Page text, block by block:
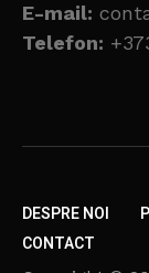
E-mail:
Telefon:
DESPRE NOI
CONTACT